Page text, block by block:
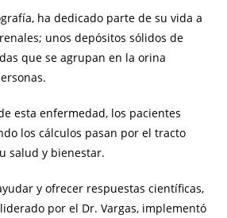
ha dedicado parte de su vida a
unos depósitos sólidos de
que se agrupan en la orina
esta enfermedad, los pacientes
los cálculos pasan por el tracto
salud y bienestar.
y ofrecer respuestas científicas,
por el Dr. Vargas, implementó